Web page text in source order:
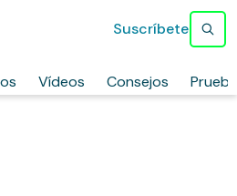
Vídeos Consejos
Suscríbete